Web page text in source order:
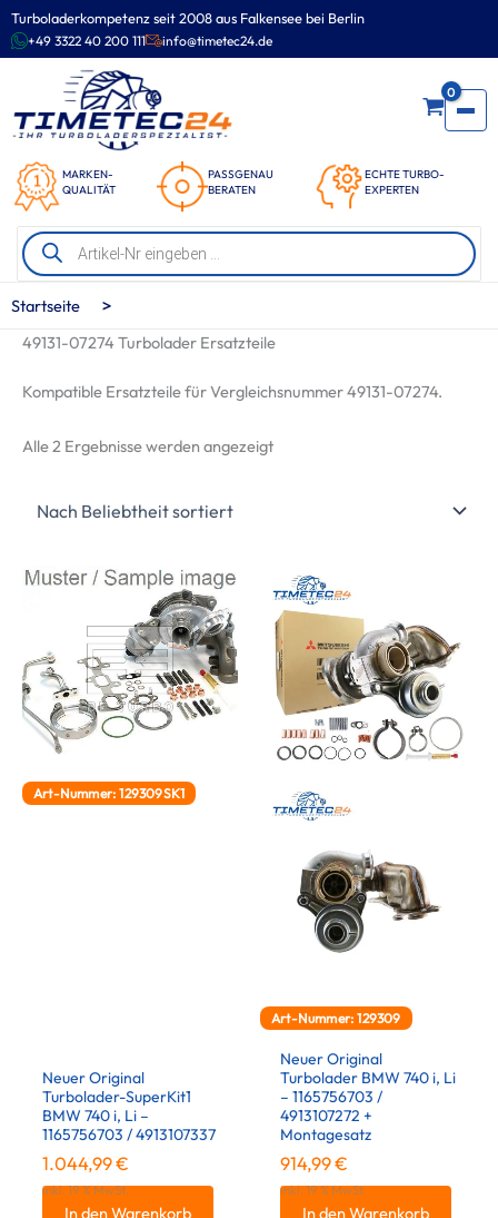
Turboladerkompetenz seit 2008 aus Falkensee bei Berlin
+49 3322 40 200 111 info@timetec24.de
MARKEN-
QUALITÄT
PASSGENAU
BERATEN
ECHTE TURBO-
EXPERTEN
0
Products
search
Zum
Inhalt
springen
Startseite >
49131-07274 Turbolader Ersatzteile
Kompatible Ersatzteile für Vergleichsnummer 49131-07274.
Alle 2 Ergebnisse werden angezeigtNach
Art-Nummer: 129309SK1
Neuer Original
Turbolader-SuperKit1
BMW 740 i, Li –
1165756703 / 4913107337
1.044,99€
inkl. 19 % MwSt.
In den Warenkorb
Art-Nummer: 129309
Neuer Original
Turbolader BMW 740 i, Li
– 1165756703 /
4913107272 +
Montagesatz
914,99€
inkl. 19 % MwSt.
In den Warenkorb